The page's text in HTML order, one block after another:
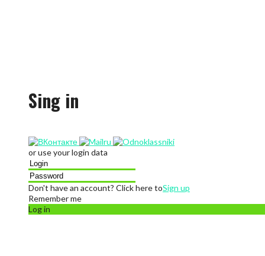
Sing in
or use your login data
Don't have an account? Click here toSign up
Remember me
Log in